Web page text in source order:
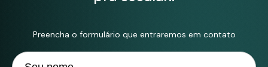
Preencha o formulário que entraremos em contato